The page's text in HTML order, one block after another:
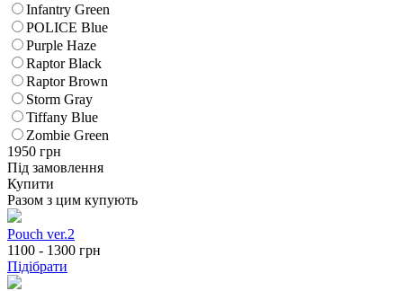
Infantry Green
POLICE Blue
Purple Haze
Raptor Black
Raptor Brown
Storm Gray
Tiffany Blue
Zombie Green
1950 грн
Під замовлення
Купити
Разом з цим купують
Pouch ver.2
1100 - 1300 грн
Підібрати